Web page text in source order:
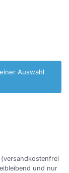
Auswahl
und nur